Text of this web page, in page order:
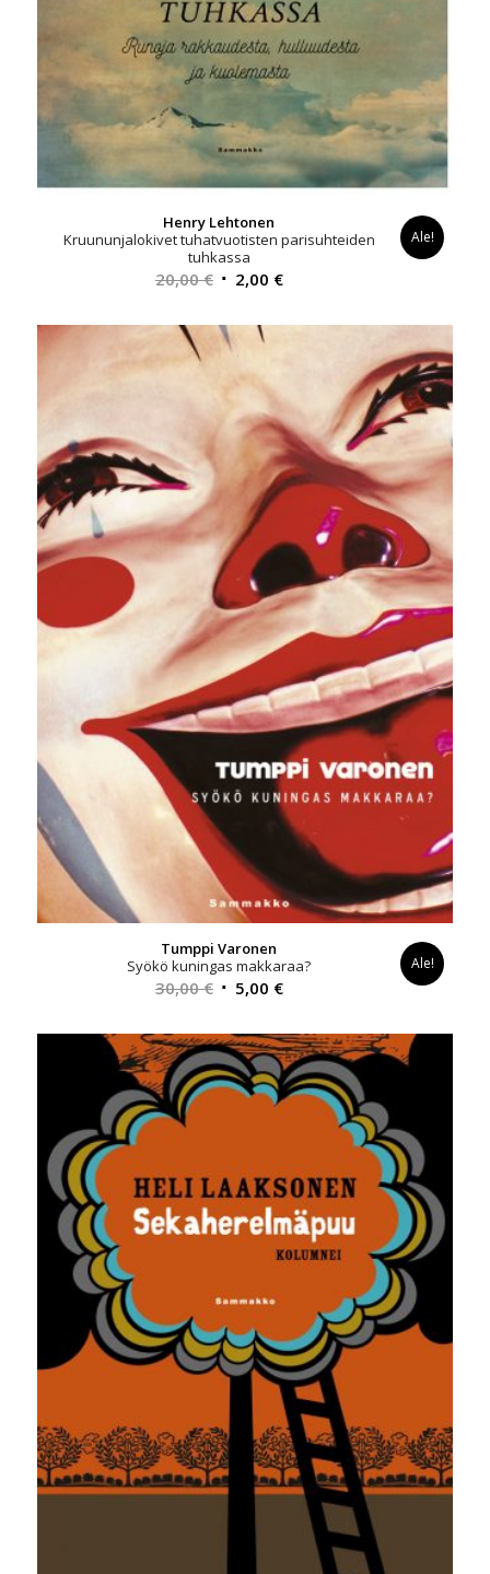
Henry Lehtonen
Kruununjalokivet tuhatvuotisten parisuhteiden
tuhkassa
20,00€ Alkuperäinen
oli:
20,00 €.
2,00 €Nykyinen
on:
Ale!
Tumppi Varonen
Syökö kuningas makkaraa?
30,00€ Alkuperäinen
oli:
30,00 €.
5,00 €Nykyinen
on:
5,00 €.
Ale!